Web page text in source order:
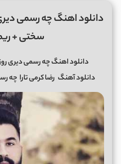
دانلود اهنگ چه رسمی
سختی +
دانلود اهنگ چه رسمی دیری
دانلود آهنگ رضا کرمی تارا چه